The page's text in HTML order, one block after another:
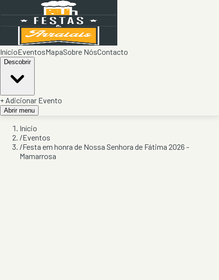
InícioEventosMapaSobre NósContacto
Descobrir
+ Adicionar Evento
Abrir menu
Início
/Eventos
/Festa em honra de Nossa Senhora de Fátima 2026 -
Mamarrosa